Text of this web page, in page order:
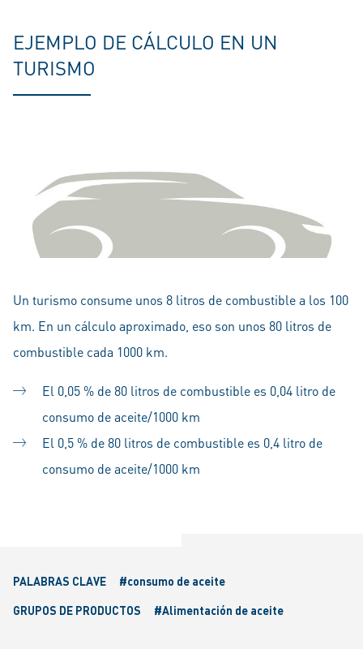
EJEMPLO DE CÁLCULO EN UN
TURISMO
Un turismo consume unos 8 litros de combustible a los 100
km. En un cálculo aproximado, eso son unos 80 litros de
combustible cada 1000 km.
El 0,05 % de 80 litros de combustible es 0,04 litro de
consumo de aceite/1000 km
El 0,5 % de 80 litros de combustible es 0,4 litro de
consumo de aceite/1000 km
PALABRAS CLAVE
#consumo de aceite
GRUPOS DE PRODUCTOS
#Alimentación de aceite